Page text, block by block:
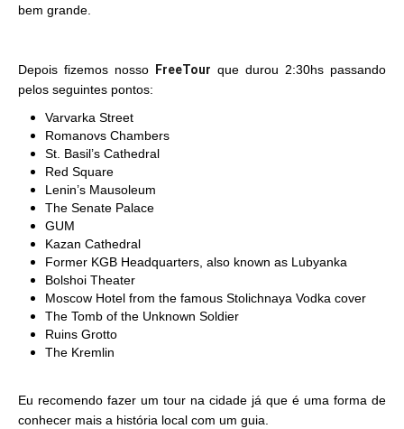
bem grande.
Depois fizemos nosso FreeTour que durou 2:30hs passando
pelos seguintes pontos:
Varvarka Street
Romanovs Chambers
St. Basil’s Cathedral
Red Square
Lenin’s Mausoleum
The Senate Palace
GUM
Kazan Cathedral
Former KGB Headquarters, also known as Lubyanka
Bolshoi Theater
Moscow Hotel from the famous Stolichnaya Vodka cover
The Tomb of the Unknown Soldier
Ruins Grotto
The Kremlin
Eu recomendo fazer um tour na cidade já que é uma forma de
conhecer mais a história local com um guia.